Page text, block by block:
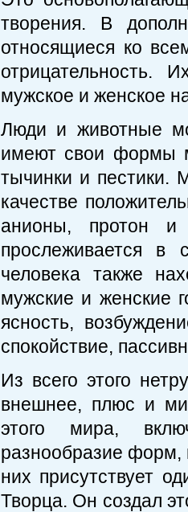
творения. В
относящиеся ко
отрицательность.
мужское и женское
Люди и животные
имеют свои формы
тычинки и пестики.
качестве
анионы, протон
прослеживается в
человека также
мужские и женские
ясность,
спокойствие,
Из всего этого
внешнее, плюс и
этого мира,
разнообразие форм,
них присутствует
Творца. Он создал